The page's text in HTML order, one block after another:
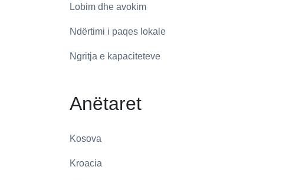
Lobim dhe avokim
Ndërtimi i paqes lokale
Ngritja e kapaciteteve
Anëtaret
Kosova
Kroacia